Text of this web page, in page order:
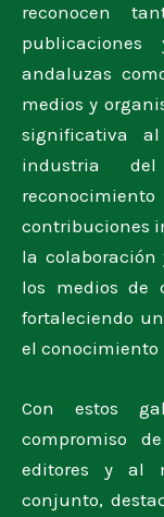
reconocen
andaluzas
medios y
significativa
industria
contribuciones
la colaboración
los medios de
fortaleciendo
el conocimiento
Con estos
compromiso
editores y al
conjunto,